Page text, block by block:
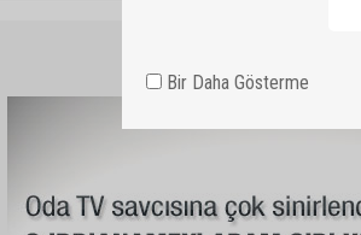
Bir Daha Gösterme